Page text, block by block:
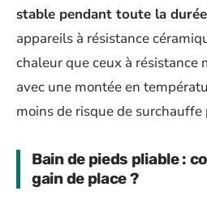
stable pendant toute la
appareils à résistance
chaleur que ceux à résistance
avec une montée en
moins de risque de
Bain de pieds pliable :
gain de place ?